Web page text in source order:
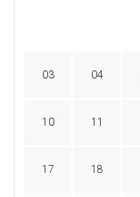
03 04
10 11
17 18